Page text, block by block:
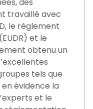
travaillé avec
le règlement
et le
obtenu un
tels que
évidence la
et le